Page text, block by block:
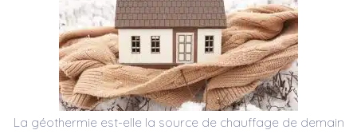
La géothermie est-elle la source de chauffage de demain